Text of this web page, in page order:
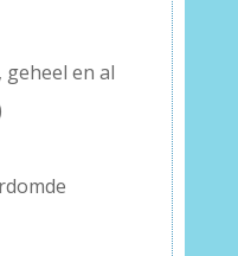
en al